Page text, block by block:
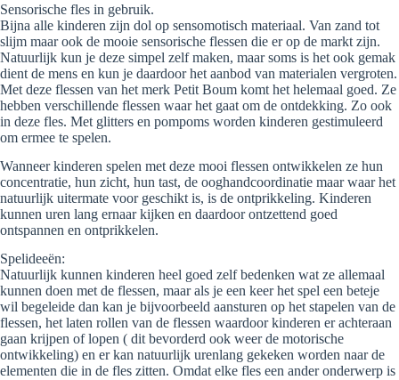
Sensorische fles in gebruik.
Bijna alle kinderen zijn dol op sensomotisch materiaal. Van zand tot
slijm maar ook de mooie sensorische flessen die er op de markt zijn.
Natuurlijk kun je deze simpel zelf maken, maar soms is het ook gemak
dient de mens en kun je daardoor het aanbod van materialen vergroten.
Met deze flessen van het merk Petit Boum komt het helemaal goed. Ze
hebben verschillende flessen waar het gaat om de ontdekking. Zo ook
in deze fles. Met glitters en pompoms worden kinderen gestimuleerd
om ermee te spelen.
Wanneer kinderen spelen met deze mooi flessen ontwikkelen ze hun
concentratie, hun zicht, hun tast, de ooghandcoordinatie maar waar het
natuurlijk uitermate voor geschikt is, is de ontprikkeling. Kinderen
kunnen uren lang ernaar kijken en daardoor ontzettend goed
ontspannen en ontprikkelen.
Spelideeën:
Natuurlijk kunnen kinderen heel goed zelf bedenken wat ze allemaal
kunnen doen met de flessen, maar als je een keer het spel een beteje
wil begeleide dan kan je bijvoorbeeld aansturen op het stapelen van de
flessen, het laten rollen van de flessen waardoor kinderen er achteraan
gaan krijpen of lopen ( dit bevorderd ook weer de motorische
ontwikkeling) en er kan natuurlijk urenlang gekeken worden naar de
elementen die in de fles zitten. Omdat elke fles een ander onderwerp is